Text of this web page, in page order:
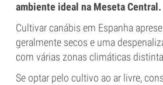
ambiente ideal na Meseta Central.
Cultivar canábis em Espanha
geralmente secos e uma
com várias zonas climáticas
Se optar pelo cultivo ao ar livre,